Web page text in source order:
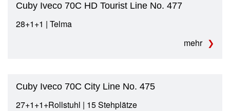
Cuby Iveco 70C HD Tourist Line No. 477
28+1+1 | Telma
mehr
Cuby Iveco 70C City Line No. 475
27+1+1+Rollstuhl | 15 Stehplätze